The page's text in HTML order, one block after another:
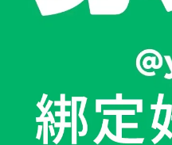
魚腥草沐浴乳家庭號 500ml/瓶
NT$350